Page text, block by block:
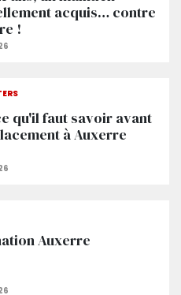
acquis… contre
!
qu'il faut savoir avant
à Auxerre
Auxerre